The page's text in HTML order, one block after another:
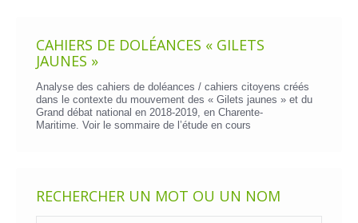
CAHIERS DE DOLÉANCES « GILETS
JAUNES »
Analyse des cahiers de doléances / cahiers citoyens créés
dans le contexte du mouvement des « Gilets jaunes » et du
Grand débat national en 2018-2019, en Charente-
Maritime. Voir le sommaire de l’étude en cours
RECHERCHER UN MOT OU UN NOM